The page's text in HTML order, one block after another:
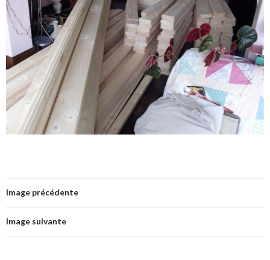
Image précédente
Image suivante